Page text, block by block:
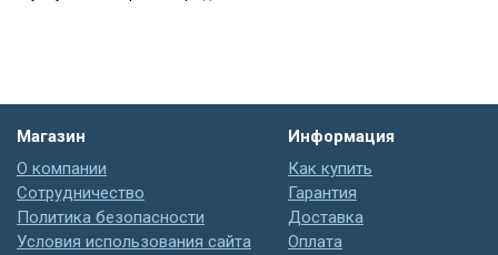
Магазин
О компании
Сотрудничество
Политика безопасности
Условия использования сайта
Информация
Как купить
Гарантия
Доставка
Оплата